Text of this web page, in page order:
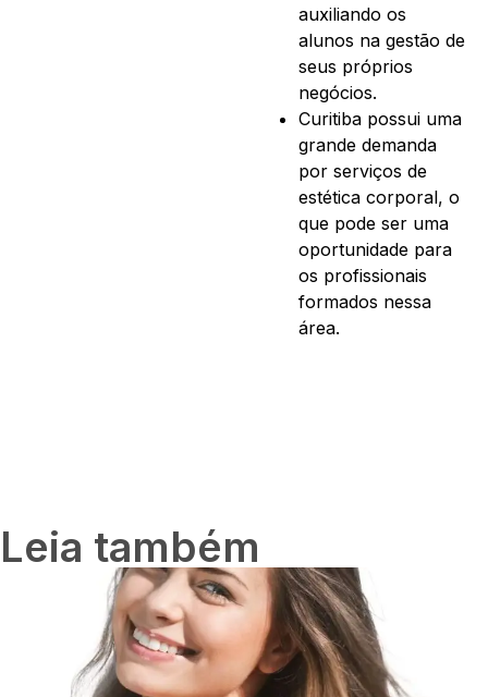
auxiliando os
alunos na gestão de
seus próprios
negócios.
Curitiba possui uma
grande demanda
por serviços de
estética corporal, o
que pode ser uma
oportunidade para
os profissionais
formados nessa
área.
Leia também